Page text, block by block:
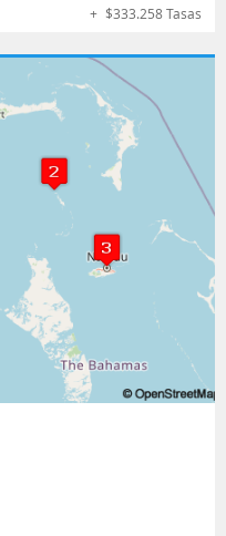
+ $333.258Tasas